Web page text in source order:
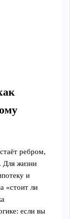
ребром,
Для жизни
и
«стоит ли
если вы